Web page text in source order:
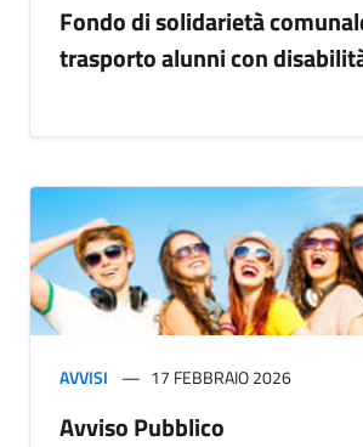
Fondo di solidarietà
trasporto alunni con
AVVISI 17 FEBBRAIO 2026
Avviso Pubblico